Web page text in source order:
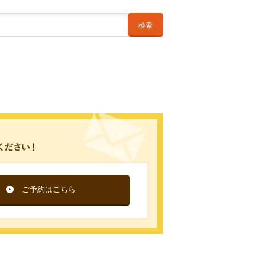
検索
ご予約はこちら